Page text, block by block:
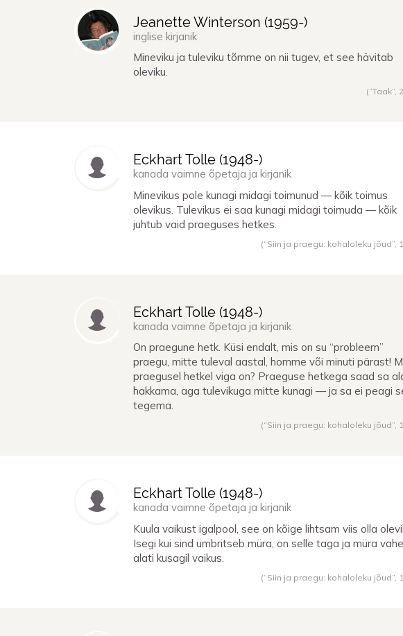
Jeanette Winterson (1959-)
inglise kirjanik
Mineviku ja tuleviku tõmme on nii tugev, et see hävitab
oleviku.
(“Taak”,
Eckhart Tolle (1948-)
kanada vaimne õpetaja ja kirjanik
Minevikus pole kunagi midagi toimunud — kõik toimus
olevikus. Tulevikus ei saa kunagi midagi toimuda — kõik
juhtub vaid praeguses hetkes.
(“Siin ja praegu: kohaloleku jõud”,
Eckhart Tolle (1948-)
kanada vaimne õpetaja ja kirjanik
On praegune hetk. Küsi endalt, mis on su “probleem”
praegu, mitte tuleval aastal, homme või minuti pärast!
praegusel hetkel viga on? Praeguse hetkega saad sa
hakkama, aga tulevikuga mitte kunagi — ja sa ei peagi
tegema.
(“Siin ja praegu: kohaloleku jõud”,
Eckhart Tolle (1948-)
kanada vaimne õpetaja ja kirjanik
Kuula vaikust igalpool, see on kõige lihtsam viis olla
Isegi kui sind ümbritseb müra, on selle taga ja müra
alati kusagil vaikus.
(“Siin ja praegu: kohaloleku jõud”,